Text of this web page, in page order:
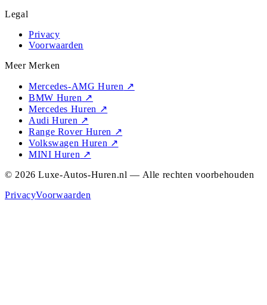
Legal
Privacy
Voorwaarden
Meer Merken
Mercedes-AMG Huren ↗
BMW Huren ↗
Mercedes Huren ↗
Audi Huren ↗
Range Rover Huren ↗
Volkswagen Huren ↗
MINI Huren ↗
© 2026 Luxe-Autos-Huren.nl — Alle rechten voorbehouden
PrivacyVoorwaarden